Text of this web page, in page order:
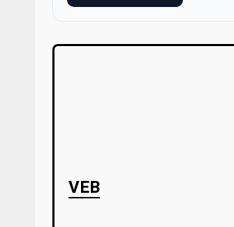
VEB